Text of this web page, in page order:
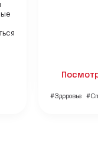
#Здоровье